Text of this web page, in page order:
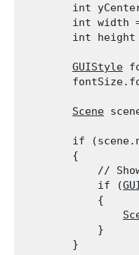
int
int width
int height
GUIStyle
Scene
if
        {
//
            if (
            {
            }
        }